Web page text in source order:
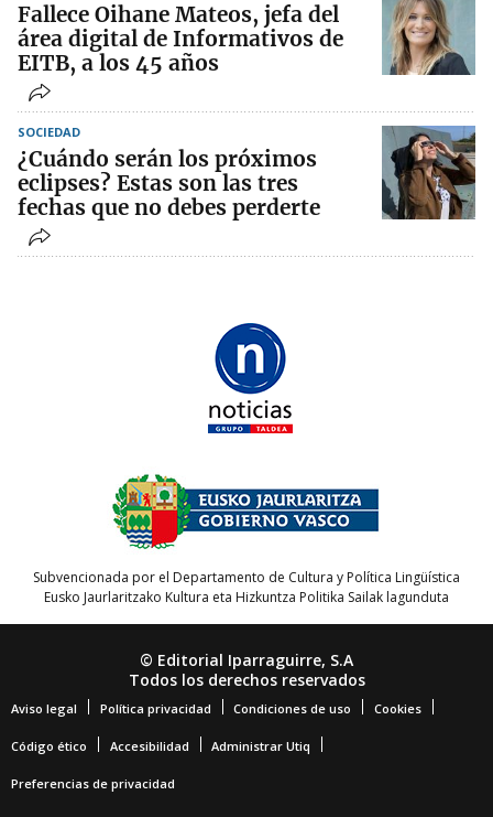
Fallece Oihane Mateos, jefa del
área digital de Informativos de
EITB, a los 45 años
SOCIEDAD
¿Cuándo serán los próximos
eclipses? Estas son las tres
fechas que no debes perderte
Subvencionada por el Departamento de Cultura y Política Lingüística
Eusko Jaurlaritzako Kultura eta Hizkuntza Politika Sailak lagunduta
© Editorial Iparraguirre, S.A
Todos los derechos reservados
Aviso legal Política privacidad Condiciones de uso Cookies
Código ético Accesibilidad Administrar Utiq
Preferencias de privacidad